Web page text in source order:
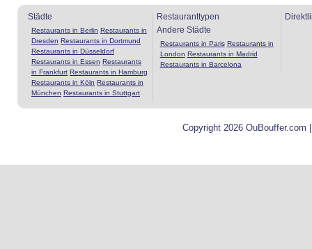
Städte
Restaurants in Berlin Restaurants in
Dresden Restaurants in Dortmund
Restaurants in Düsseldorf
Restaurants in Essen Restaurants
in Frankfurt Restaurants in Hamburg
Restaurants in Köln Restaurants in
München Restaurants in Stuttgart
Restauranttypen
Andere Städte
Restaurants in Paris Restaurants in
London Restaurants in Madrid
Restaurants in Barcelona
Copyright 2026 OuBouffer.com